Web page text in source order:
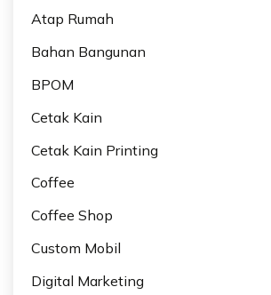
Atap Rumah
Bahan Bangunan
BPOM
Cetak Kain
Cetak Kain Printing
Coffee
Coffee Shop
Custom Mobil
Digital Marketing